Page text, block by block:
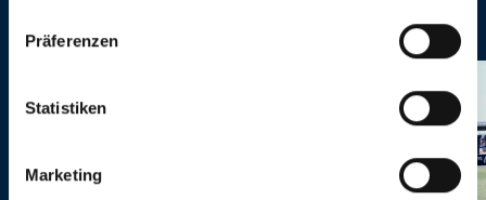
Informationen über Ihre geografische Lage erfassen,
Ihr Gerät durch aktives Scannen nach bestimmten
Erfahren Sie mehr darüber, wie Ihre persönlichen Daten
verarbeitet werden, und legen Sie Ihre Präferenzen im
Präferenzen
Statistiken
Marketing